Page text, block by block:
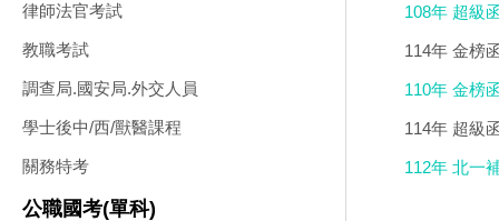
律師法官考試
教職考試
調查局.國安局.外交人員
學士後中/西/獸醫課程
關務特考
公職國考(單科)
108年 超級
114年 金榜
110年 金榜
用)
114年 超級
試適用)
112年 北一